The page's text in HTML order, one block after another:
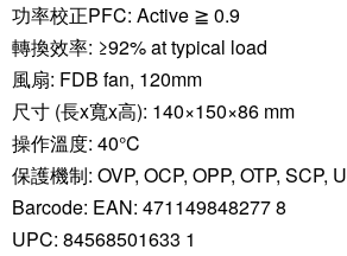
功率校正PFC: Active ≧ 0.9
轉換效率: ≥92% at typical load
風扇: FDB fan, 120mm
尺寸 (長x寬x高): 140×150×86 mm
操作溫度: 40°C
保護機制: OVP, OCP, OPP, OTP, SCP,
Barcode: EAN: 471149848277 8
UPC: 84568501633 1